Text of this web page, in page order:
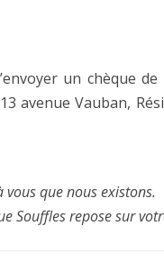
un chèque
avenue Vauban,
vous que nous existons.
Souffles repose sur